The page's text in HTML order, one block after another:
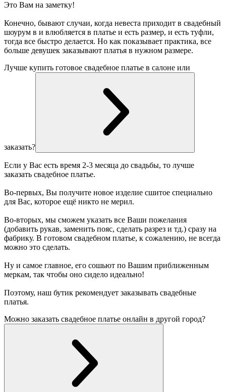
Это Вам на заметку!
Конечно, бывают случаи, когда невеста приходит в свадебный
шоурум в и влюбляется в платье и есть размер, и есть туфли,
тогда все быстро делается. Но как показывает практика, все
больше девушек заказывают платья в нужном размере.
Лучше купить готовое свадебное платье в салоне или
заказать?
Если у Вас есть время 2-3 месяца до свадьбы, то лучше
заказать свадебное платье.
Во-первых, Вы получите новое изделие сшитое специально
для Вас, которое ещё никто не мерил.
Во-вторых, мы сможем указать все Ваши пожелания
(добавить рукав, заменить пояс, сделать разрез и тд.) сразу на
фабрику. В готовом свадебном платье, к сожалению, не всегда
можно это сделать.
Ну и самое главное, его сошьют по Вашим приближенным
меркам, так чтобы оно сидело идеально!
Поэтому, наш бутик рекомендует заказывать свадебные
платья.
Можно заказать свадебное платье онлайн в другой город?